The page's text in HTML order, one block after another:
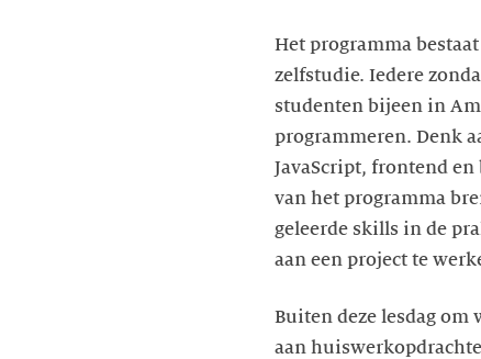
Het programma
zelfstudie. Iedere
studenten bijeen in
programmeren. Denk
JavaScript, frontend en
van het programma
geleerde skills in de
aan een project te
Buiten deze lesdag om
aan